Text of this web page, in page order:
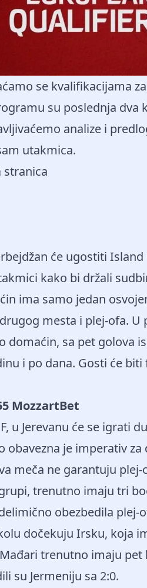
se kvalifikacijama
su poslednja dva
analize i
utakmica.
stranica
će ugostiti
kako bi držali
ima samo jedan
mesta i plej-ofa. U
domaćin, sa pet golova
i po dana. Gosti će
MozzartBet
u Jerevanu će se igrati
obavezna je imperativ
meča ne garantuju
trenutno imaju tri
obezbedila plej-
dočekuju Irsku, koja
trenutno imaju pet
su Jermeniju sa 2:0.